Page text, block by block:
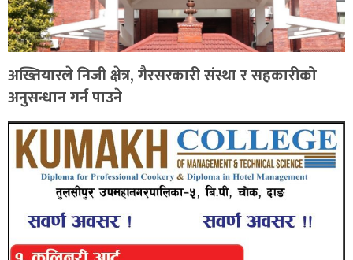
अख्तियारले निजी क्षेत्र, गैरसरकारी संस्था र सहकारीको
अनुसन्धान गर्न पाउने